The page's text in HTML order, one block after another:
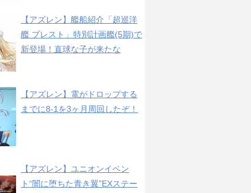
【アズレン】艦船紹介「超巡洋
艦 ブレスト」特別計画艦(5期)で
新登場！直球な子が来たな
【アズレン】電がドロップする
までに8-1を3ヶ月周回したぞ！
【アズレン】ユニオンイベン
ト“闇に堕ちた青き翼”EXステー